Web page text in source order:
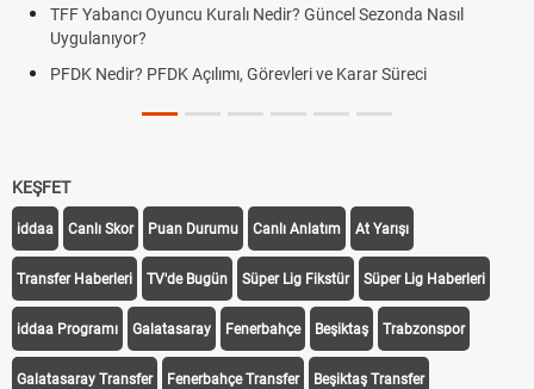
TFF Yabancı Oyuncu Kuralı Nedir? Güncel Sezonda Nasıl
Uygulanıyor?
PFDK Nedir? PFDK Açılımı, Görevleri ve Karar Süreci
KEŞFET
iddaa Canlı Skor Puan Durumu Canlı Anlatım At Yarışı
Transfer Haberleri TV'de Bugün Süper Lig Fikstür Süper Lig Haberleri
iddaa Programı Galatasaray Fenerbahçe Beşiktaş Trabzonspor
Galatasaray Transfer Fenerbahçe Transfer Beşiktaş Transfer